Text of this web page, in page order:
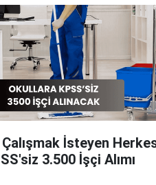
İsteyen
3.500 İşçi Alımı